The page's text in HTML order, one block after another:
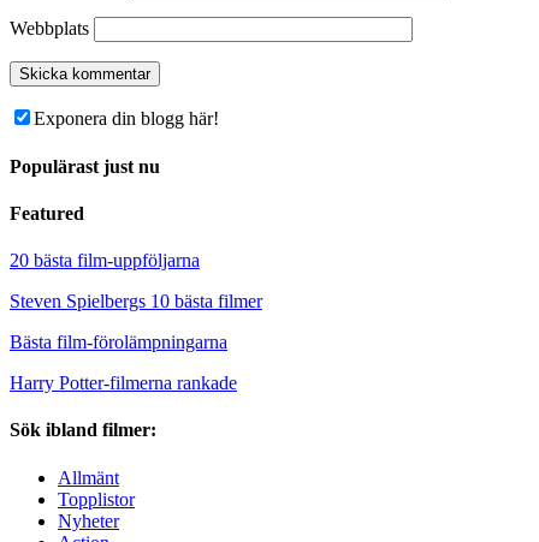
Webbplats
Exponera din blogg här!
Populärast just nu
Featured
20 bästa film-uppföljarna
Steven Spielbergs 10 bästa filmer
Bästa film-förolämpningarna
Harry Potter-filmerna rankade
Sök ibland filmer:
Allmänt
Topplistor
Nyheter